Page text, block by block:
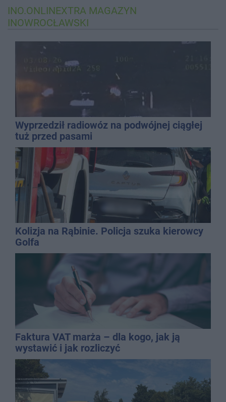
INO.ONLINEXTRA MAGAZYN
INOWROCŁAWSKI
Wyprzedził radiowóz na podwójnej ciągłej
tuż przed pasami
Kolizja na Rąbinie. Policja szuka kierowcy
Golfa
Faktura VAT marża – dla kogo, jak ją
wystawić i jak rozliczyć